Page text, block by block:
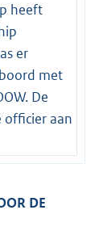
heeft
er
met
De
officier aan
DE